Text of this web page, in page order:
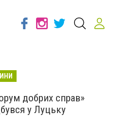
добрих справ»
у Луцьку